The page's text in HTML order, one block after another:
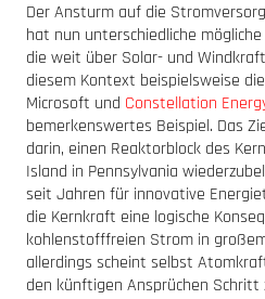
Der Ansturm auf die
hat nun unterschiedliche
die weit über Solar- und
diesem Kontext beispielsweise
Microsoft und Constellation
bemerkenswertes Beispiel. Das
darin, einen Reaktorblock des
Island in Pennsylvania
seit Jahren für innovative
die Kernkraft eine logische
kohlenstofffreien Strom in
allerdings scheint selbst
den künftigen Ansprüchen Schritt